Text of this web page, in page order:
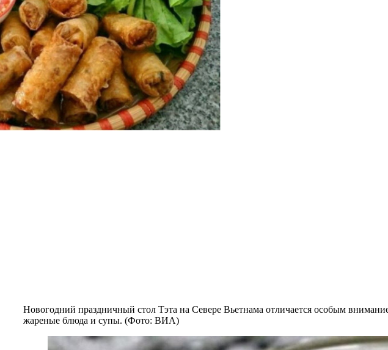
Новогодний праздничный стол Тэта на Севере Вьетнама отличается особым
жареные блюда и супы. (Фото: ВИА)